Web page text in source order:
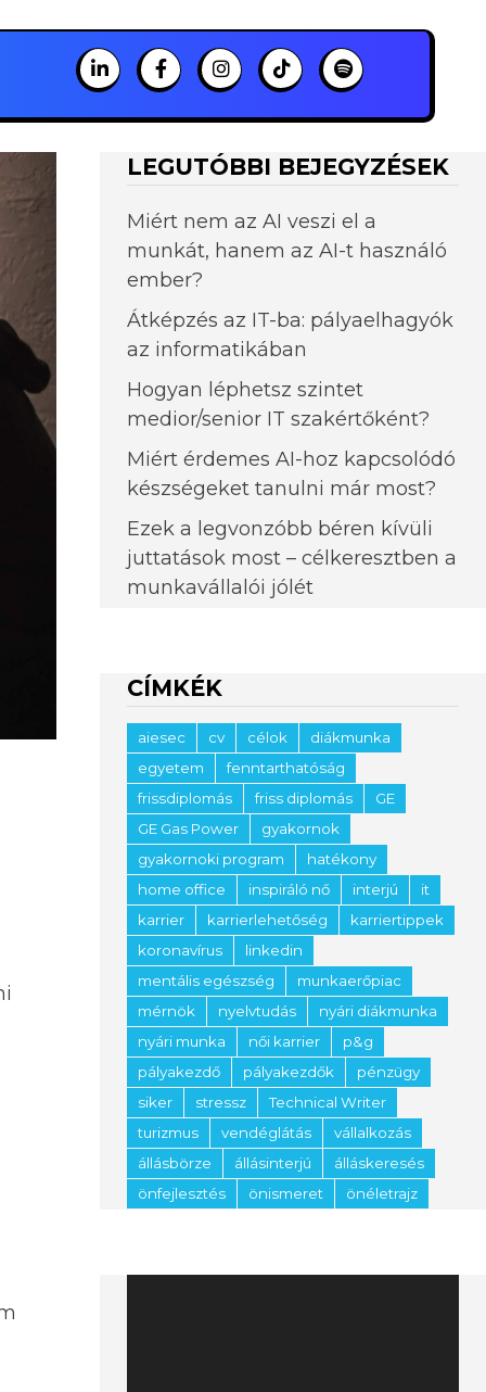
LEGUTÓBBI BEJEGYZÉSEK
Miért nem az AI veszi el a
munkát, hanem az AI-t használó
ember?
Átképzés az IT-ba: pályaelhagyók
az informatikában
Hogyan léphetsz szintet
medior/senior IT szakértőként?
Miért érdemes AI-hoz kapcsolódó
készségeket tanulni már most?
Ezek a legvonzóbb béren kívüli
juttatások most – célkeresztben a
munkavállalói jólét
CÍMKÉK
aiesec cv célok
diákmunka
egyetem
fenntarthatóság
frissdiplomás
friss diplomás
GE
GE Gas Power
gyakornok
gyakornoki program
hatékony
home office
inspiráló nő interjú
it
karrier
karrierlehetőség
karriertippek
koronavírus
linkedin
mentális egészség
munkaerőpiac
mérnök
nyelvtudás
nyári diákmunka
nyári munka
női karrier
p&g
pályakezdő
pályakezdők
pénzügy
siker
stressz
Technical Writer
turizmus
vendéglátás
vállalkozás
állásbörze
állásinterjú
álláskeresés
önfejlesztés
önismeret önéletrajz